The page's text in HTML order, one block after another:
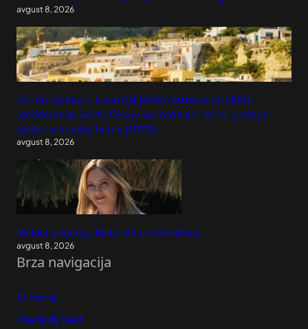
avgust 8, 2026
Svi idu na Kapri, a ovo italijansko ostrvo nudi sličan
mediteranski šarm: Čekaju vas termalni izvori, prelepe
plaže i vrhunska hrana (FOTO)
avgust 8, 2026
Meloni u Apuliji, Matarela u Dolomitima
avgust 8, 2026
Brza navigacija
O nama
Predloži Vest